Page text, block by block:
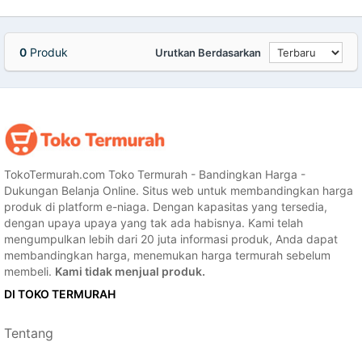
0 Produk Urutkan Berdasarkan
TokoTermurah.com Toko Termurah - Bandingkan Harga -
Dukungan Belanja Online. Situs web untuk membandingkan harga
produk di platform e-niaga. Dengan kapasitas yang tersedia,
dengan upaya upaya yang tak ada habisnya. Kami telah
mengumpulkan lebih dari 20 juta informasi produk, Anda dapat
membandingkan harga, menemukan harga termurah sebelum
membeli. Kami tidak menjual produk.
DI TOKO TERMURAH
Tentang